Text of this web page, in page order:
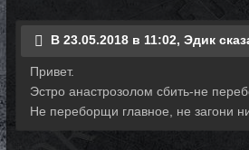
В 23.05.2018 в 11:02, Эдик
Привет.
Эстро анастрозолом сбить-не
Не переборщи главное, не загони